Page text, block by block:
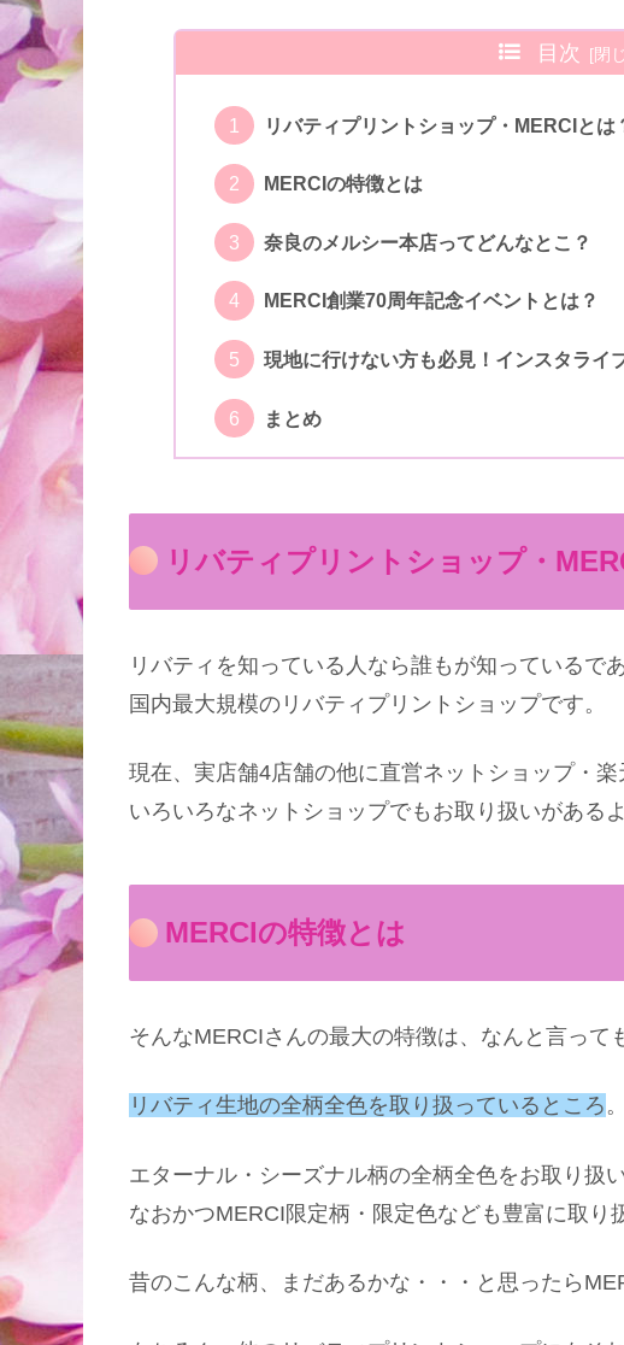
目次
リバティプリントショップ・MERCIとは
MERCIの特徴とは
奈良のメルシー本店ってどんなとこ？
MERCI創業70周年記念イベントとは？
現地に行けない方も必見！インスタライ
まとめ
リバティプリントショップ・
リバティを知っている人なら誰もが知っているであ
国内最大規模のリバティプリントショップです。
現在、実店舗4店舗の他に直営ネットショップ・
いろいろなネットショップでもお取り扱いがあるよ
MERCIの特徴とは
そんなMERCIさんの最大の特徴は、なんと言って
リバティ生地の全柄全色を取り扱っているところ。
エターナル・シーズナル柄の全柄全色をお取り扱
なおかつMERCI限定柄・限定色なども豊富に取り
昔のこんな柄、まだあるかな・・・と思ったら